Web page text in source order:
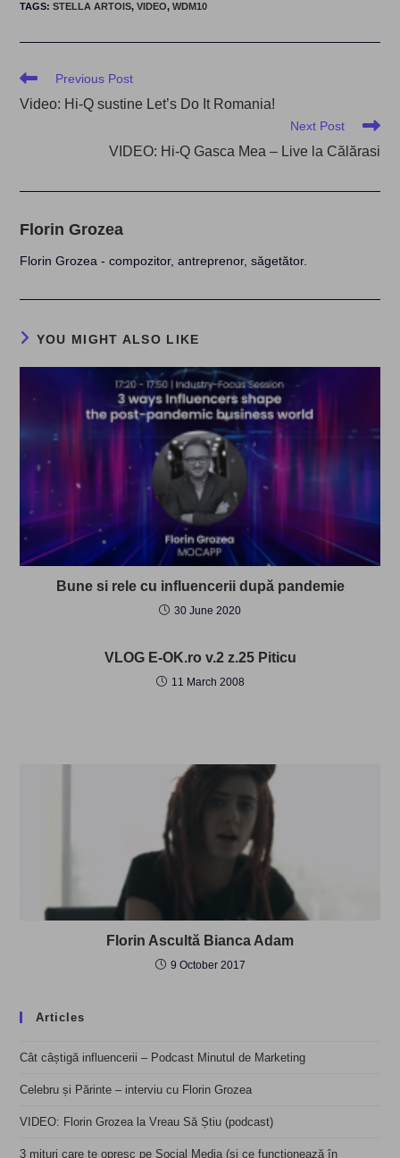
TAGS:STELLA ARTOIS, VIDEO, WDM10
Read
articles
Previous Post
Video: Hi-Q sustine Let’s Do It Romania!
Next Post
VIDEO: Hi-Q Gasca Mea – Live la Călărasi
Florin Grozea
Florin Grozea - compozitor, antreprenor, săgetător.
YOU MIGHT ALSO LIKE
Bune si rele cu influencerii după pandemie
30 June 2020
VLOG E-OK.ro v.2 z.25 Piticu
11 March 2008
Florin Ascultă Bianca Adam
9 October 2017
Articles
Cât câștigă influencerii – Podcast Minutul de Marketing
Celebru și Părinte – interviu cu Florin Grozea
VIDEO: Florin Grozea la Vreau Să Știu (podcast)
3 mituri care te opresc pe Social Media (și ce funcționează în